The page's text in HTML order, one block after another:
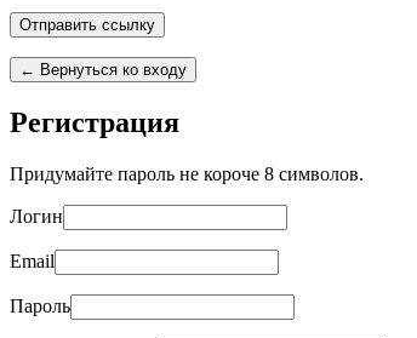
← Вернуться ко входу
Регистрация
Придумайте пароль не короче 8 символов.
Логин
Email
Пароль